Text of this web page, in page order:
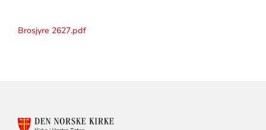
Brosjyre 2627.pdf